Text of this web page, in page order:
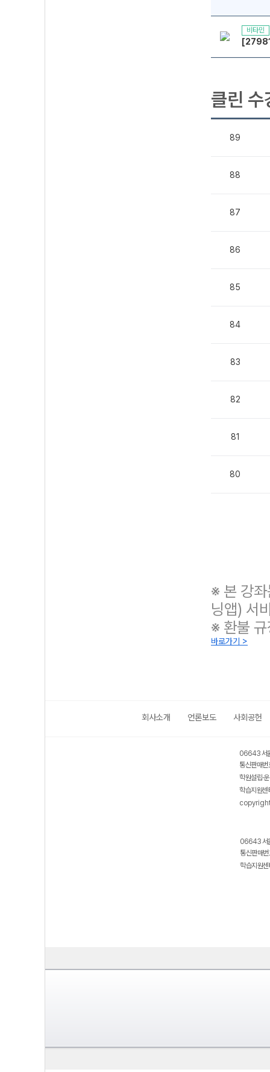
비타민
클린 수
89
88
87
86
85
84
83
82
81
80
※ 본 강
닝앱) 서
※ 환불
바로가기 >
회사소개 언론보도 사회공헌
06643 서
통신판매
학원설립·
학습지원
06643 서
통신판매
학습지원